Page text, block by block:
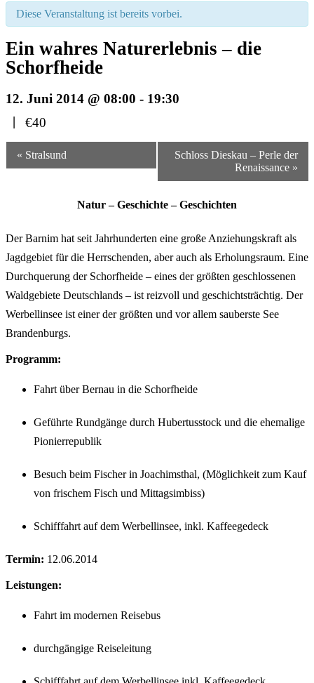
Diese Veranstaltung ist bereits vorbei.
Ein wahres Naturerlebnis – die
Schorfheide
12. Juni 2014 @ 08:00 - 19:30
|
€40
Veranstaltungsnavigation
« Stralsund
Schloss Dieskau – Perle der
Renaissance »
Natur – Geschichte – Geschichten
Der Barnim hat seit Jahrhunderten eine große Anziehungskraft als
Jagdgebiet für die Herrschenden, aber auch als Erholungsraum. Eine
Durchquerung der Schorfheide – eines der größten geschlossenen
Waldgebiete Deutschlands – ist reizvoll und geschichtsträchtig. Der
Werbellinsee ist einer der größten und vor allem sauberste See
Brandenburgs.
Programm:
Fahrt über Bernau in die Schorfheide
Geführte Rundgänge durch Hubertusstock und die ehemalige
Pionierrepublik
Besuch beim Fischer in Joachimsthal, (Möglichkeit zum Kauf
von frischem Fisch und Mittagsimbiss)
Schifffahrt auf dem Werbellinsee, inkl. Kaffeegedeck
Termin: 12.06.2014
Leistungen:
Fahrt im modernen Reisebus
durchgängige Reiseleitung